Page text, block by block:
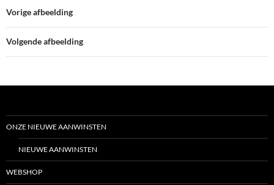
Vorige afbeelding
Volgende afbeelding
ONZE NIEUWE AANWINSTEN
NIEUWE AANWINSTEN
WEBSHOP